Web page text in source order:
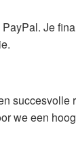
Je
we een